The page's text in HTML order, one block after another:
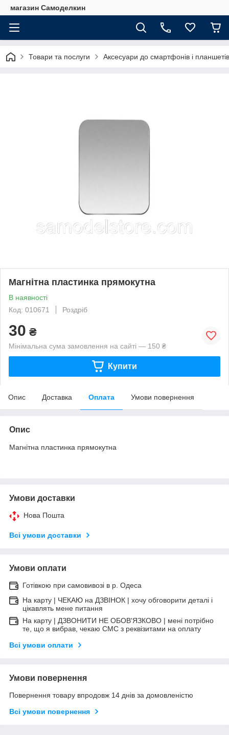
магазин Самоделкин
Товари та послуги Аксесуари до смартфонів і планшетів
Магнітна пластинка прямокутна
В наявності
Код: 010671
Роздріб
30 ₴
Мінімальна сума замовлення на сайті — 150 ₴
Купити
Опис Доставка Оплата Умови повернення
Опис
Магнітна пластинка прямокутна
Умови доставки
Нова Пошта
Всі умови доставки
Умови оплати
Готівкою при самовивозі в р. Одеса
На карту | ЧЕКАЮ на ДЗВІНОК | хочу обговорити деталі і
цікавлять мене питання
На карту | ДЗВОНИТИ НЕ ОБОВ'ЯЗКОВО | мені потрібно
те, що я вибрав, чекаю СМС з реквізитами на оплату
Всі умови оплати
Умови повернення
Повернення товару впродовж 14 днів за домовленістю
Всі умови повернення